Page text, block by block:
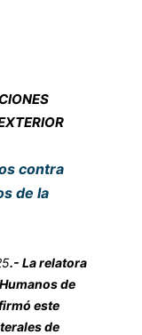
contra
de la
.- La relatora
de
este
de